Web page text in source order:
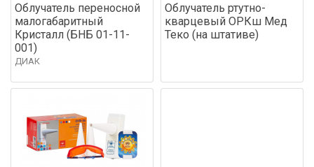
Облучатель переносной
малогабаритный
Кристалл (БНБ 01-11-
001)
ДИАК
Облучатель ртутно-
кварцевый ОРКш Мед
Теко (на штативе)